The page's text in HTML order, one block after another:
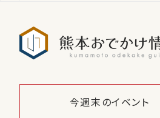
今週末のイベント